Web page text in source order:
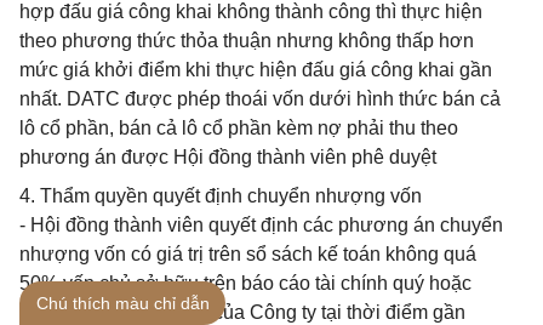
hợp đấu giá công khai không thành công thì thực hiện
theo phương thức thỏa thuận nhưng không thấp hơn
mức giá khởi điểm khi thực hiện đấu giá công khai gần
nhất. DATC được phép thoái vốn dưới hình thức bán cả
lô cổ phần, bán cả lô cổ phần kèm nợ phải thu theo
phương án được Hội đồng thành viên phê duyệt
4. Thẩm quyền quyết định chuyển nhượng vốn
- Hội đồng thành viên quyết định các phương án chuyển
nhượng vốn có giá trị trên sổ sách kế toán không quá
50% vốn chủ sở hữu trên báo cáo tài chính quý hoặc
báo cáo tài chính năm của Công ty tại thời điểm gần
Chú thích màu chỉ dẫn